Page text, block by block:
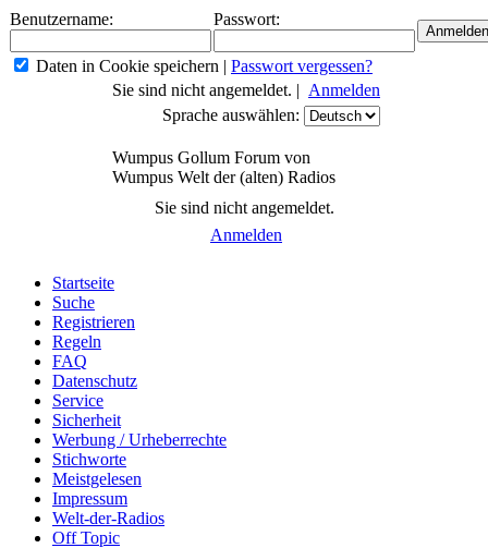
Benutzername: Passwort:
Daten in Cookie speichern | Passwort vergessen?
Sie sind nicht angemeldet. | Anmelden
Sprache auswählen:
Wumpus Gollum Forum von
Wumpus Welt der (alten) Radios
Sie sind nicht angemeldet.
Anmelden
Startseite
Suche
Registrieren
Regeln
FAQ
Datenschutz
Service
Sicherheit
Werbung / Urheberrechte
Stichworte
Meistgelesen
Impressum
Welt-der-Radios
Off Topic